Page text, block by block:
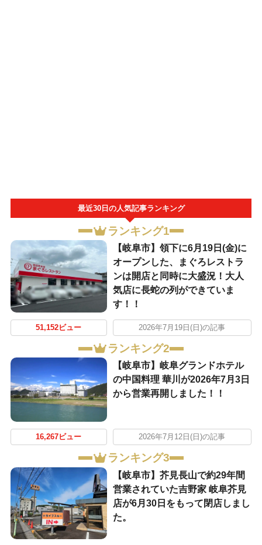
最近30日の人気記事ランキング
ランキング1
【岐阜市】領下に6月19日(金)に
オープンした、まぐろレストラ
ンは開店と同時に大盛況！大人
気店に長蛇の列ができていま
す！！
51,152ビュー 2026年7月19日(日)の記事
ランキング2
【岐阜市】岐阜グランドホテル
の中国料理 華川が2026年7月3日
から営業再開しました！！
16,267ビュー 2026年7月12日(日)の記事
ランキング3
【岐阜市】芥見長山で約29年間
営業されていた吉野家 岐阜芥見
店が6月30日をもって閉店しまし
た。